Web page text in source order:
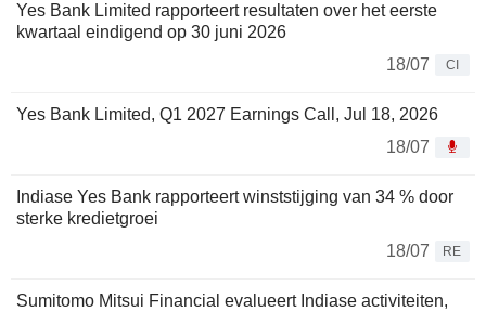
Yes Bank Limited rapporteert resultaten over het eerste
kwartaal eindigend op 30 juni 2026
18/07
CI
Yes Bank Limited, Q1 2027 Earnings Call, Jul 18, 2026
18/07
Indiase Yes Bank rapporteert winststijging van 34 % door
sterke kredietgroei
18/07
RE
Sumitomo Mitsui Financial evalueert Indiase activiteiten,